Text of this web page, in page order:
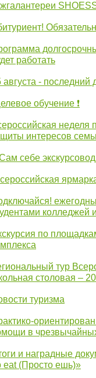
работать
августа - последний
обучение ❗
интересов
себе экскурсовод
колледжей
по
тур
столовая –
туризма
в
и наградные
eat (Просто ешь)»